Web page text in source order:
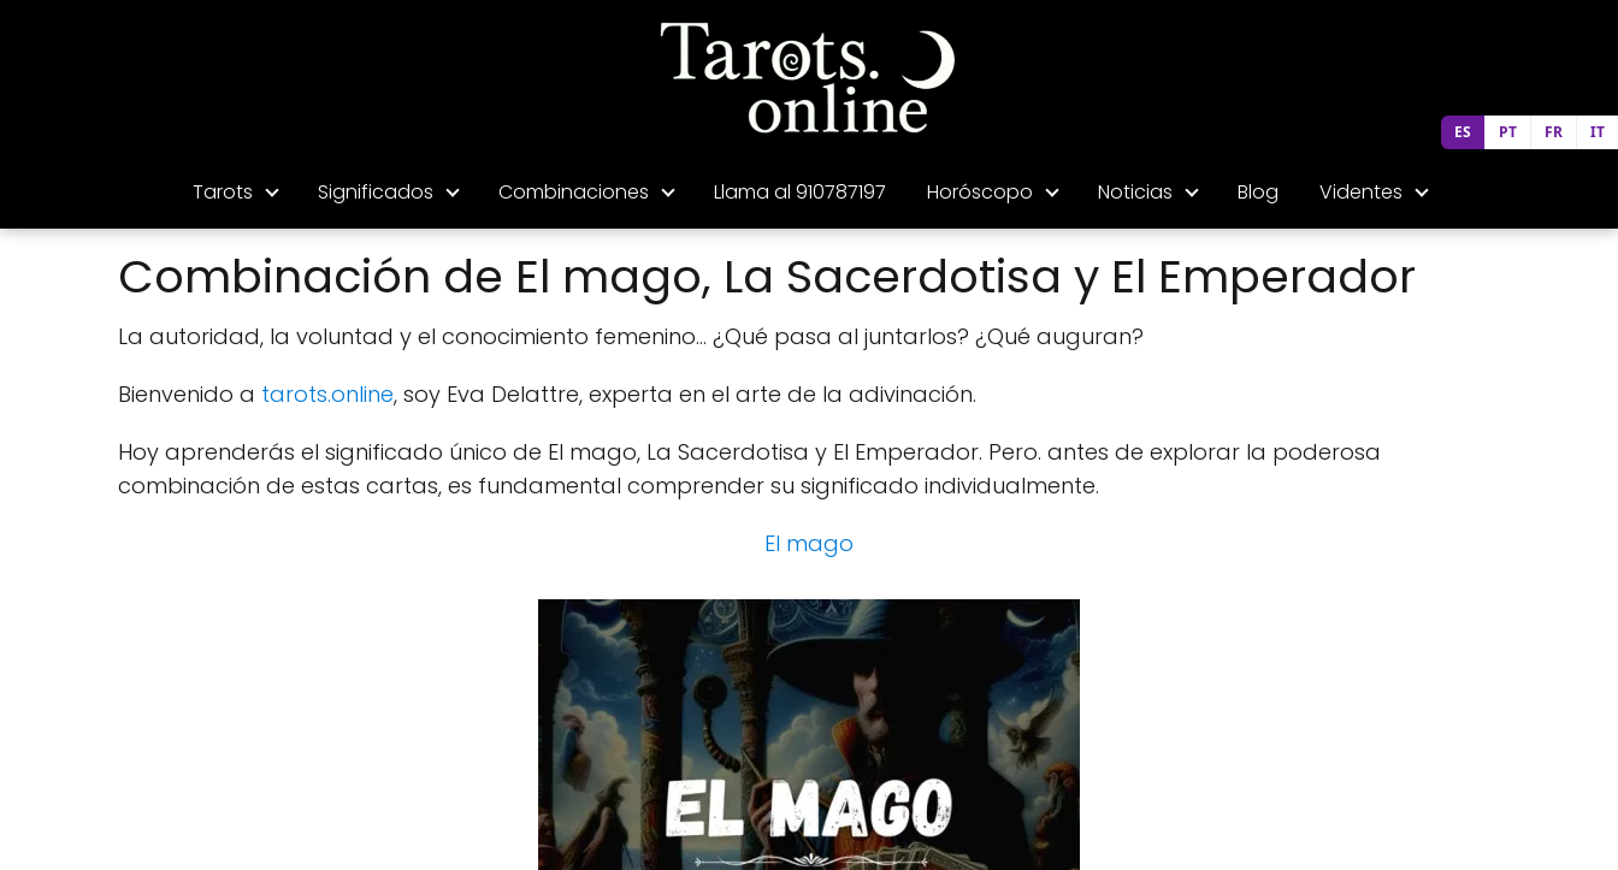
Tarots Significados Combinaciones Llama al 910787197 Horóscopo Noticias Blog Videntes
Combinación de El mago, La Sacerdotisa y El Emperador
La autoridad, la voluntad y el conocimiento femenino... ¿Qué pasa al juntarlos? ¿Qué auguran?
Bienvenido a tarots.online, soy Eva Delattre, experta en el arte de la adivinación.
Hoy aprenderás el significado único de El mago, La Sacerdotisa y El Emperador. Pero. antes de explorar la poderosa
combinación de estas cartas, es fundamental comprender su significado individualmente.
El mago
ES PT FR IT